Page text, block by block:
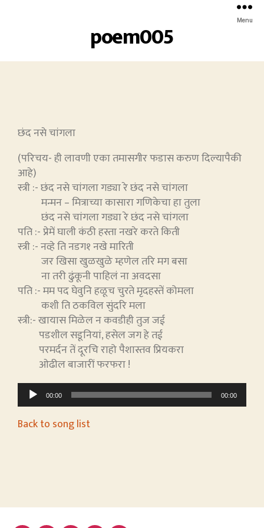
Menu
poem005
छंद नसे चांगला
(परिचय- ही लावणी एका तमासगीर फडास करुण दिल्यापैकी
आहे)
स्त्री :- छंद नसे चांगला गड्या रे छंद नसे चांगला
मन्मन – मित्राच्या कासारा गणिकेचा हा तुला
छंद नसे चांगला गड्या रे छंद नसे चांगला
पति :- प्रेमें घाली कंठी हस्ता नखरे करते किती
स्त्री :- नव्हे ति नडग१ नखे मारिती
जर खिसा खुळखुळे म्हणेल तरि मग बसा
ना तरी ढुंकूनी पाहिलं ना अवदसा
पति :- मम पद घेवुनि हळूच चुरते मृदहस्तें कोमला
कशी ति ठकविल सुंदरि मला
स्त्री:- खायास मिळेल न कवडीही तुज जई
पडशील सडूनियां, हसेल जग हे तई
परमर्दन तें दूरचि राहो पैशास्तव प्रियकरा
ओढील बाजारीं फरफरा !
u
d
y
e
00:00 00:00
Back to song list